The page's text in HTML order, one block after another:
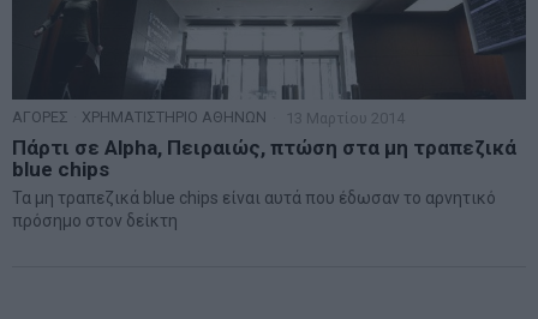
ΑΓΟΡΕΣ ΧΡΗΜΑΤΙΣΤΗΡΙΟ ΑΘΗΝΩΝ 13 Μαρτίου 2014
Πάρτι σε Alpha, Πειραιώς, πτώση στα μη τραπεζικά
blue chips
Τα μη τραπεζικά blue chips είναι αυτά που έδωσαν το αρνητικό
πρόσημο στον δείκτη